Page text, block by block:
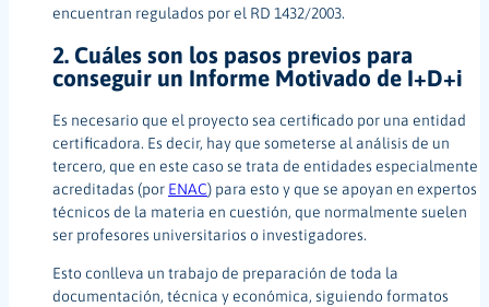
encuentran regulados por el RD 1432/2003.
2. Cuáles son los pasos previos para
conseguir un Informe Motivado de I+D+i
Es necesario que el proyecto sea certificado por una entidad
certificadora. Es decir, hay que someterse al análisis de un
tercero, que en este caso se trata de entidades especialmente
acreditadas (por ENAC) para esto y que se apoyan en expertos
técnicos de la materia en cuestión, que normalmente suelen
ser profesores universitarios o investigadores.
Esto conlleva un trabajo de preparación de toda la
documentación, técnica y económica, siguiendo formatos